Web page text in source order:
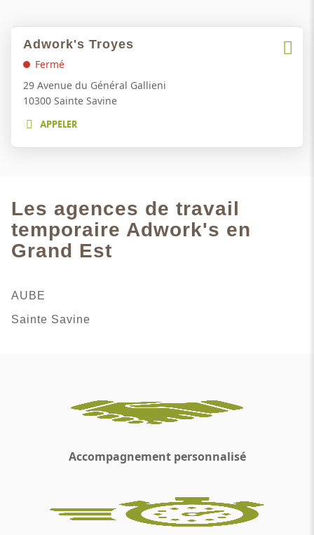
sur
touche
ENTRÉE
obtenir
Point
de
vente
:
Adwork's Troyes
Fermé
29 Avenue du Général Gallieni
10300 Sainte Savine
APPELER
AFFICHER
POINT
DE
VENTE
ADWORK'S
Plus
Les agences de travail
temporaire Adwork's en
Grand Est
AUBE
Sainte Savine
Accompagnement personnalisé